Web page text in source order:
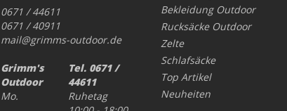
0671 / 44611
0671 / 40911
mail@grimms-outdoor.de
Grimm's
Outdoor
Tel. 0671 /
44611
Mo.
Ruhetag
Bekleidung Outdoor
Rucksäcke Outdoor
Zelte
Schlafsäcke
Top Artikel
Neuheiten